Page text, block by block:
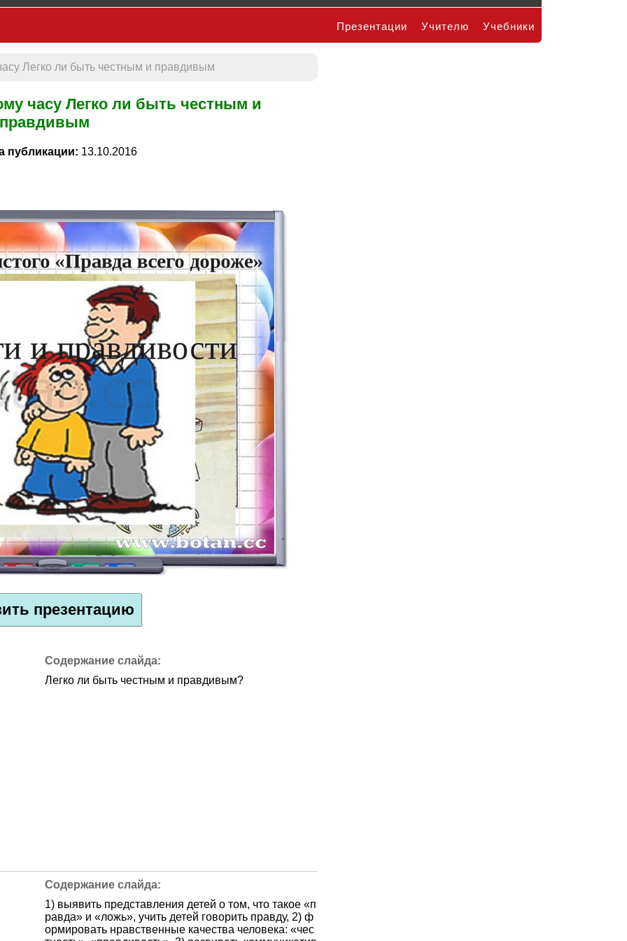
Учебники
Учителю
Презентации
Легко ли быть честным и правдивым
часу Легко ли быть честным и
правдивым
публикации: 13.10.2016
презентацию
Легко ли быть честным и правдивым?
1) выявить представления детей о том, что такое «п
равда» и «ложь», учить детей говорить правду, 2) ф
ормировать нравственные качества человека: «чес